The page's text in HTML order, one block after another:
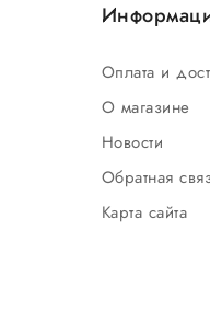
Оплата и
О магазине
Новости
Обратная
Карта сайта